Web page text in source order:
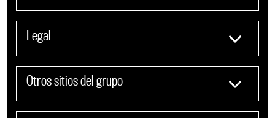
Legal
Otros sitios del grupo